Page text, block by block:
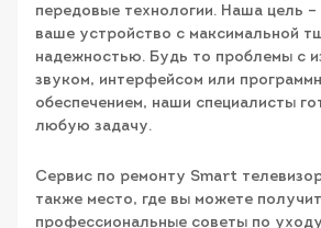
передовые технологии. Наша цель –
ваше устройство с максимальной
надежностью. Будь то проблемы с
звуком, интерфейсом или
обеспечением, наши специалисты
любую задачу.
Сервис по ремонту Smart
также место, где вы можете
профессиональные советы по